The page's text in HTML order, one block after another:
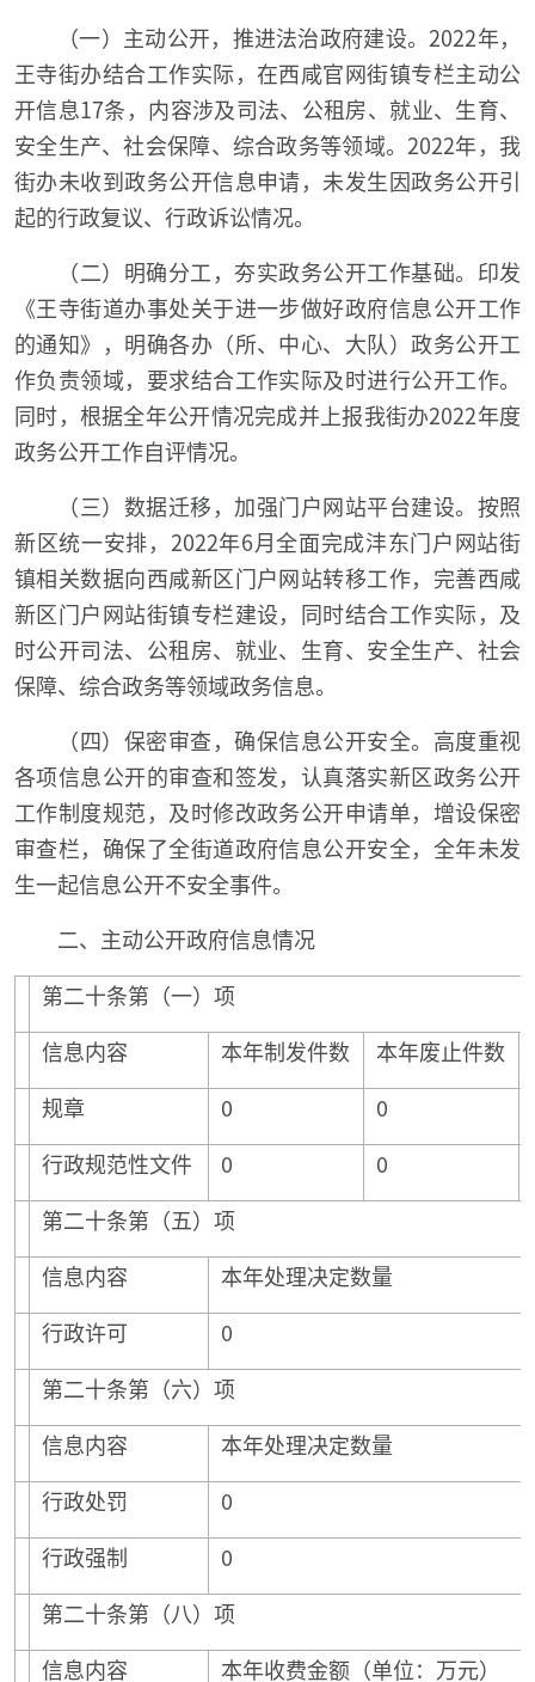
（一）主动公开，推进法治政府建设。2022年，
王寺街办结合工作实际，在西咸官网街镇专栏主动公
开信息17条，内容涉及司法、公租房、就业、生育、
安全生产、社会保障、综合政务等领域。2022年，我
街办未收到政务公开信息申请，未发生因政务公开引
起的行政复议、行政诉讼情况。
（二）明确分工，夯实政务公开工作基础。印发
《王寺街道办事处关于进一步做好政府信息公开工作
的通知》，明确各办（所、中心、大队）政务公开工
作负责领域，要求结合工作实际及时进行公开工作。
同时，根据全年公开情况完成并上报我街办2022年度
政务公开工作自评情况。
（三）数据迁移，加强门户网站平台建设。按照
新区统一安排，2022年6月全面完成沣东门户网站街
镇相关数据向西咸新区门户网站转移工作，完善西咸
新区门户网站街镇专栏建设，同时结合工作实际，及
时公开司法、公租房、就业、生育、安全生产、社会
保障、综合政务等领域政务信息。
（四）保密审查，确保信息公开安全。高度重视
各项信息公开的审查和签发，认真落实新区政务公开
工作制度规范，及时修改政务公开申请单，增设保密
审查栏，确保了全街道政府信息公开安全，全年未发
生一起信息公开不安全事件。
二、主动公开政府信息情况
第二十条第（一）项
信息内容
本年制发件数 本年废止件数
规章
0 0
行政规范性文件
0 0
第二十条第（五）项
信息内容
本年处理决定数量
行政许可
0
第二十条第（六）项
信息内容
本年处理决定数量
行政处罚
0
行政强制
0
第二十条第（八）项
信息内容
本年收费金额（单位：万元）